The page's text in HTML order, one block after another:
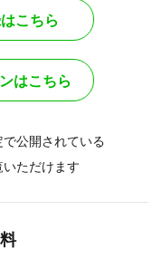
こちら
はこちら
公開されている
ただけます